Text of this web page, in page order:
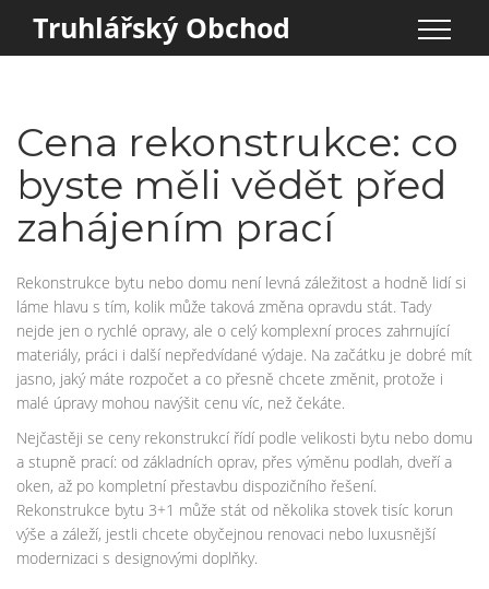
Truhlářský Obchod
Cena rekonstrukce: co
byste měli vědět před
zahájením prací
Rekonstrukce bytu nebo domu není levná záležitost a hodně lidí si
láme hlavu s tím, kolik může taková změna opravdu stát. Tady
nejde jen o rychlé opravy, ale o celý komplexní proces zahrnující
materiály, práci i další nepředvídané výdaje. Na začátku je dobré mít
jasno, jaký máte rozpočet a co přesně chcete změnit, protože i
malé úpravy mohou navýšit cenu víc, než čekáte.
Nejčastěji se ceny rekonstrukcí řídí podle velikosti bytu nebo domu
a stupně prací: od základních oprav, přes výměnu podlah, dveří a
oken, až po kompletní přestavbu dispozičního řešení.
Rekonstrukce bytu 3+1 může stát od několika stovek tisíc korun
výše a záleží, jestli chcete obyčejnou renovaci nebo luxusnější
modernizaci s designovými doplňky.